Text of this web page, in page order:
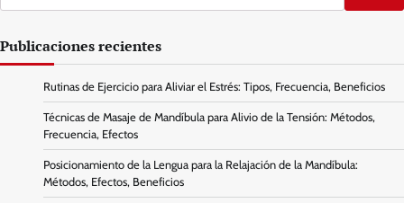
for:
Publicaciones recientes
Rutinas de Ejercicio para Aliviar el Estrés: Tipos, Frecuencia, Beneficios
Técnicas de Masaje de Mandíbula para Alivio de la Tensión: Métodos,
Frecuencia, Efectos
Posicionamiento de la Lengua para la Relajación de la Mandíbula:
Métodos, Efectos, Beneficios